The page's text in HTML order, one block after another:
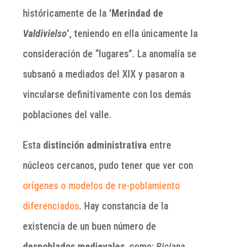
históricamente de la ‘Merindad de
Valdivielso’, teniendo en ella únicamente la
consideración de “lugares”. La anomalía se
subsanó a mediados del XIX y pasaron a
vincularse definitivamente con los demás
poblaciones del valle.
Esta distinción administrativa entre
núcleos cercanos, pudo tener que ver con
orígenes o modelos de re-poblamiento
diferenciados. Hay constancia de la
existencia de un buen número de